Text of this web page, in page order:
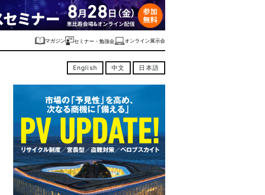
マガジン セミナー・勉強会 オンライン展示会
English 中文 日本語